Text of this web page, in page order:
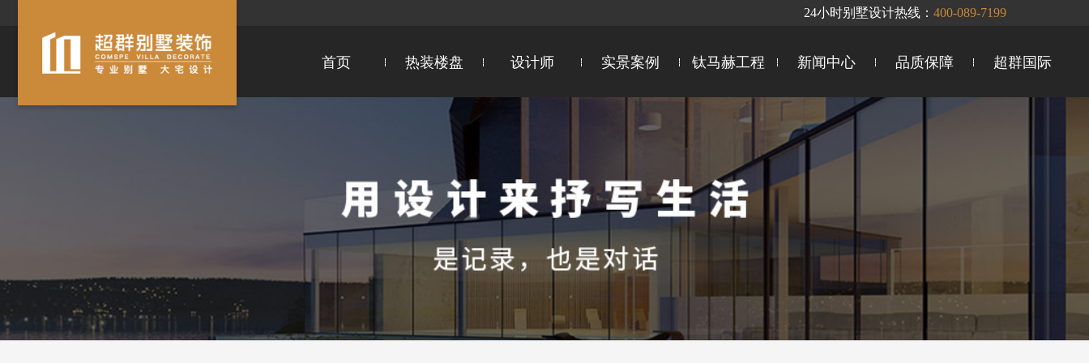
24小时别墅设计热线： 400-089-7199
首页 热装楼盘
经开区 梁溪区 新吴区 锡山区 惠山区 江阴 宜兴
设计师
设计院院长 设计总监 首席设计师 主任设计师
实景案例 钛马赫工程
饮用水卫生 智能测绘 声环境系统 地下室防潮
新闻中心
工地时讯 我为公益 你问我答
品质保障
超群国际5心服务 企研联合 智慧整装 群英会 全案服务 德系精
超群国际
企业文化 十大卓越优势